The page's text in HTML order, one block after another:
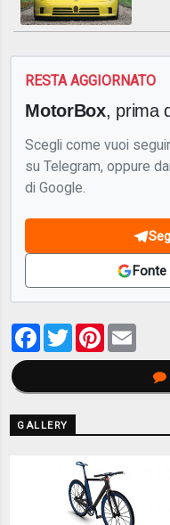
RESTA AGGIORNATO
MotorBox, prima
Scegli come vuoi
su Telegram, oppure
di Google.
Facebook
TwitterPinterest
GALLERY